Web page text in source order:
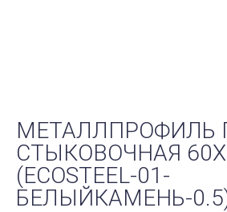
МЕТАЛЛПРОФИЛЬ
СТЫКОВОЧНАЯ
(ECOSTEEL-01-
БЕЛЫЙКАМЕНЬ-